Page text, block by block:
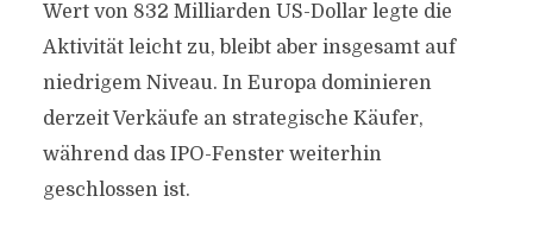
Wert von 832 Milliarden US-Dollar legte die
Aktivität leicht zu, bleibt aber insgesamt auf
niedrigem Niveau. In Europa dominieren
derzeit Verkäufe an strategische Käufer,
während das IPO-Fenster weiterhin
geschlossen ist.